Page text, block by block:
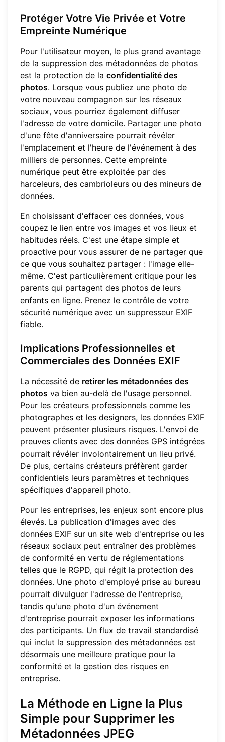
Protéger Votre Vie Privée et Votre
Empreinte Numérique
Pour l'utilisateur moyen, le plus grand avantage
de la suppression des métadonnées de photos
est la protection de la confidentialité des
photos. Lorsque vous publiez une photo de
votre nouveau compagnon sur les réseaux
sociaux, vous pourriez également diffuser
l'adresse de votre domicile. Partager une photo
d'une fête d'anniversaire pourrait révéler
l'emplacement et l'heure de l'événement à des
milliers de personnes. Cette empreinte
numérique peut être exploitée par des
harceleurs, des cambrioleurs ou des mineurs de
données.
En choisissant d'effacer ces données, vous
coupez le lien entre vos images et vos lieux et
habitudes réels. C'est une étape simple et
proactive pour vous assurer de ne partager que
ce que vous souhaitez partager : l'image elle-
même. C'est particulièrement critique pour les
parents qui partagent des photos de leurs
enfants en ligne. Prenez le contrôle de votre
sécurité numérique avec un suppresseur EXIF
fiable.
Implications Professionnelles et
Commerciales des Données EXIF
La nécessité de retirer les métadonnées des
photos va bien au-delà de l'usage personnel.
Pour les créateurs professionnels comme les
photographes et les designers, les données EXIF
peuvent présenter plusieurs risques. L'envoi de
preuves clients avec des données GPS intégrées
pourrait révéler involontairement un lieu privé.
De plus, certains créateurs préfèrent garder
confidentiels leurs paramètres et techniques
spécifiques d'appareil photo.
Pour les entreprises, les enjeux sont encore plus
élevés. La publication d'images avec des
données EXIF sur un site web d'entreprise ou les
réseaux sociaux peut entraîner des problèmes
de conformité en vertu de réglementations
telles que le RGPD, qui régit la protection des
données. Une photo d'employé prise au bureau
pourrait divulguer l'adresse de l'entreprise,
tandis qu'une photo d'un événement
d'entreprise pourrait exposer les informations
des participants. Un flux de travail standardisé
qui inclut la suppression des métadonnées est
désormais une meilleure pratique pour la
conformité et la gestion des risques en
entreprise.
La Méthode en Ligne la Plus
Simple pour Supprimer les
Métadonnées JPEG